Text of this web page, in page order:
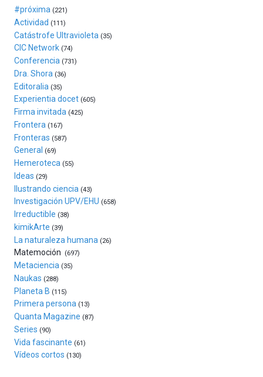
Bilbo
Zientzia
Plaza
(BZP),
un
que
llenará
la
ciudad
de
monólogos,
exposiciones,
conferencias,
docufórums
y
espectáculos
del
16
de
septiembre
al
4
de
octubre.
La
iniciativa,
organizada
#próxima (221)
Actividad (111)
Catástrofe Ultravioleta (35)
CIC Network (74)
Conferencia (731)
Dra. Shora (36)
Editoralia (35)
Experientia docet (605)
Firma invitada (425)
Frontera (167)
Fronteras (587)
General (69)
Hemeroteca (55)
Ideas (29)
Ilustrando ciencia (43)
Investigación UPV/EHU (658)
Irreductible (38)
kimikArte (39)
La naturaleza humana (26)
Matemoción (697)
Metaciencia (35)
Naukas (288)
Planeta B (115)
Primera persona (13)
Quanta Magazine (87)
Series (90)
Vida fascinante (61)
Vídeos cortos (130)